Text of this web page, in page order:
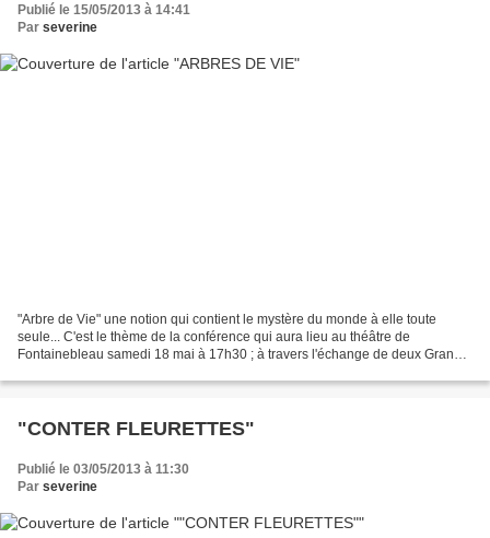
Publié le 15/05/2013 à 14:41
Par severine
"Arbre de Vie" une notion qui contient le mystère du monde à elle toute
seule... C'est le thème de la conférence qui aura lieu au théâtre de
Fontainebleau samedi 18 mai à 17h30 ; à travers l'échange de deux Grands
"CONTER FLEURETTES"
Publié le 03/05/2013 à 11:30
Par severine